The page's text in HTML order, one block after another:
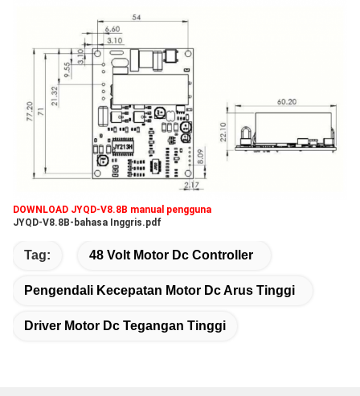
DOWNLOAD JYQD-V8.8B manual pengguna
JYQD-V8.8B-bahasa Inggris.pdf
Tag: 48 Volt Motor Dc Controller
Pengendali Kecepatan Motor Dc Arus Tinggi
Driver Motor Dc Tegangan Tinggi